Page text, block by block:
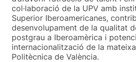
col·laboració de la UPV amb
Superior Iberoamericanes,
desenvolupament de la qualitat
postgrau a Iberoamèrica i
internacionalització de la
Politècnica de València.